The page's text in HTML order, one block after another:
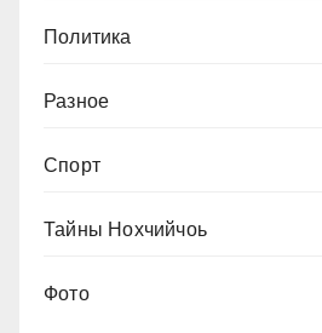
Политика
Разное
Спорт
Тайны Нохчийчоь
Фото